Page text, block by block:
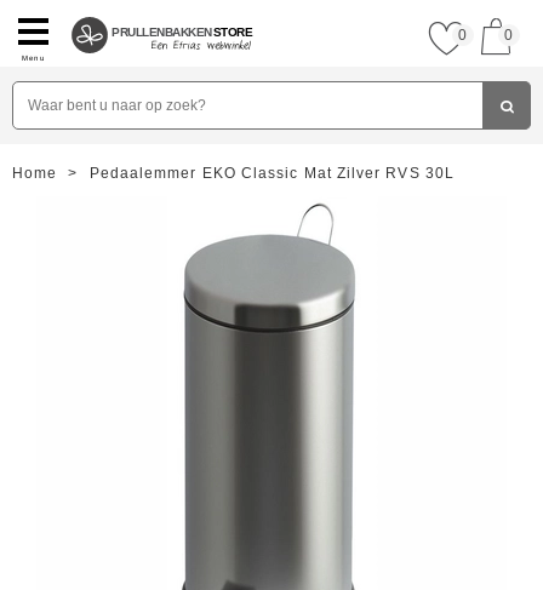
Menu
PRULLENBAKKENSTORE 0 0
Home > Pedaalemmer EKO Classic Mat Zilver RVS 30L